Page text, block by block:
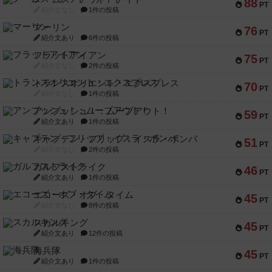
88 PT
1件の投稿
76 PT
マーリン
紹介文あり 6件の投稿
75 PT
フラットアイアン
2件の投稿
70 PT
トランスオリエント・エクスプレス
1件の投稿
59 PT
アンブッシュ！：ムーブアウト！
紹介文あり 1件の投稿
51 PT
キャプテン・フリップ：イスラ・ボンバ
2件の投稿
46 PT
ガルフストライク
紹介文あり 1件の投稿
45 PT
エコーズ・オブ・タイム
8件の投稿
45 PT
スカルキング
紹介文あり 12件の投稿
45 PT
海兵隊
紹介文あり 1件の投稿